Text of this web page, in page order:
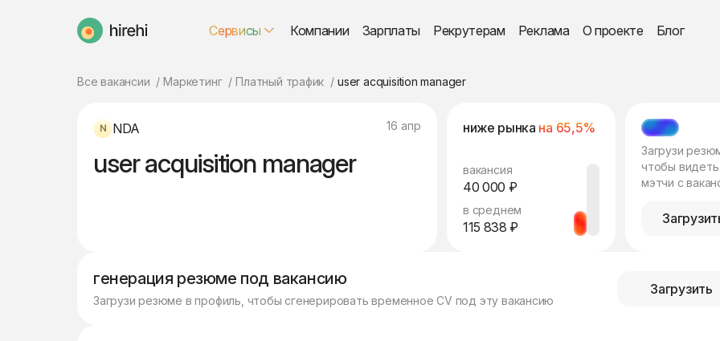
HireHi Сервисы Компании Зарплаты Рекрутерам Реклама О проекте Блог
Все вакансии Маркетинг Платный трафик user acquisition manager
NDA 16 апр
user acquisition manager
ниже рынка на 65,5%
вакансия
40 000 ₽
в среднем
115 838 ₽
МЭТЧ
Загрузи
чтобы видеть
мэтчи с
генерация резюме под вакансию
Загрузи резюме в профиль, чтобы сгенерировать временное CV под эту вакансию
Загрузить